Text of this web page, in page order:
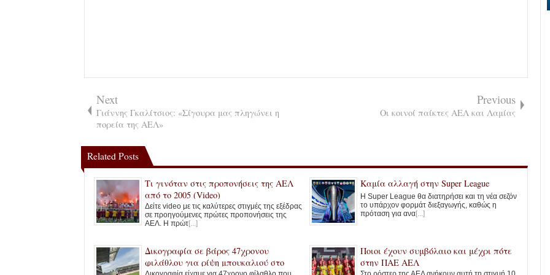
Next
Γιάννης Γκαλίτσιος: «Σίγουρα μας πληγώνει η
πορεία της ΑΕΛ»
Previous
Οι κοινοί παίκτες ΑΕΛ και Λαμίας
Related Posts
Τι γινόταν στις προπονήσεις της ΑΕΛ
από το 2005 (Video)
Δείτε video με τις καλύτερες στιγμές της εξέδρας
σε προηγούμενες πρώτες προπονήσεις της
ΑΕΛ. Η πρώτ[...]
Καμία αλλαγή στην Super League
Η Super League θα διατηρήσει και τη νέα σεζόν
το υπάρχον φορμάτ διεξαγωγής, καθώς η
πρόταση για ανα[...]
Δικογραφία σε βάρος 47χρονου
φιλάθλου για ρίψη μπουκαλιού στο
Ποιοι έχουν συμβόλαιο και μέχρι πότε
στην ΠΑΕ ΑΕΛ